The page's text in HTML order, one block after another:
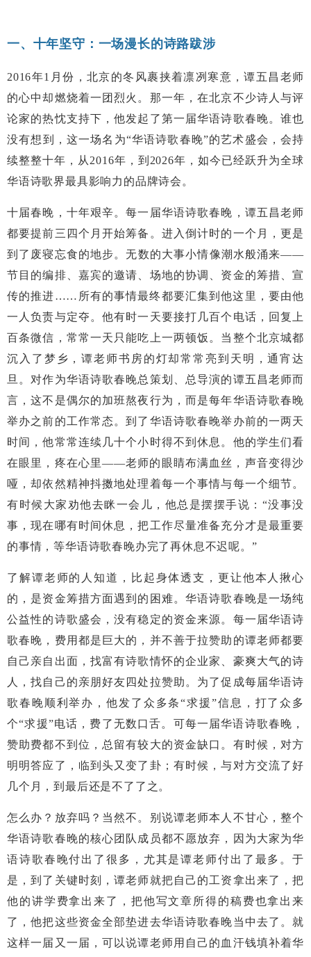
一、十年坚守：一场漫长的诗路跋涉
2016年1月份，北京的冬风裹挟着凛冽寒意，谭五昌老师
的心中却燃烧着一团烈火。那一年，在北京不少诗人与评
论家的热忱支持下，他发起了第一届华语诗歌春晚。谁也
没有想到，这一场名为“华语诗歌春晚”的艺术盛会，会持
续整整十年，从2016年，到2026年，如今已经跃升为全球
华语诗歌界最具影响力的品牌诗会。
十届春晚，十年艰辛。每一届华语诗歌春晚，谭五昌老师
都要提前三四个月开始筹备。进入倒计时的一个月，更是
到了废寝忘食的地步。无数的大事小情像潮水般涌来——
节目的编排、嘉宾的邀请、场地的协调、资金的筹措、宣
传的推进……所有的事情最终都要汇集到他这里，要由他
一人负责与定夺。他有时一天要接打几百个电话，回复上
百条微信，常常一天只能吃上一两顿饭。当整个北京城都
沉入了梦乡，谭老师书房的灯却常常亮到天明，通宵达
旦。对作为华语诗歌春晚总策划、总导演的谭五昌老师而
言，这不是偶尔的加班熬夜行为，而是每年华语诗歌春晚
举办之前的工作常态。到了华语诗歌春晚举办前的一两天
时间，他常常连续几十个小时得不到休息。他的学生们看
在眼里，疼在心里——老师的眼睛布满血丝，声音变得沙
哑，却依然精神抖擞地处理着每一个事情与每一个细节。
有时候大家劝他去眯一会儿，他总是摆摆手说：“没事没
事，现在哪有时间休息，把工作尽量准备充分才是最重要
的事情，等华语诗歌春晚办完了再休息不迟呢。”
了解谭老师的人知道，比起身体透支，更让他本人揪心
的，是资金筹措方面遇到的困难。华语诗歌春晚是一场纯
公益性的诗歌盛会，没有稳定的资金来源。每一届华语诗
歌春晚，费用都是巨大的，并不善于拉赞助的谭老师都要
自己亲自出面，找富有诗歌情怀的企业家、豪爽大气的诗
人，找自己的亲朋好友四处拉赞助。为了促成每届华语诗
歌春晚顺利举办，他发了众多条“求援”信息，打了众多
个“求援”电话，费了无数口舌。可每一届华语诗歌春晚，
赞助费都不到位，总留有较大的资金缺口。有时候，对方
明明答应了，临到头又变了卦；有时候，与对方交流了好
几个月，到最后还是不了了之。
怎么办？放弃吗？当然不。别说谭老师本人不甘心，整个
华语诗歌春晚的核心团队成员都不愿放弃，因为大家为华
语诗歌春晚付出了很多，尤其是谭老师付出了最多。于
是，到了关键时刻，谭老师就把自己的工资拿出来了，把
他的讲学费拿出来了，把他写文章所得的稿费也拿出来
了，他把这些资金全部垫进去华语诗歌春晚当中去了。就
这样一届又一届，可以说谭老师用自己的血汗钱填补着华